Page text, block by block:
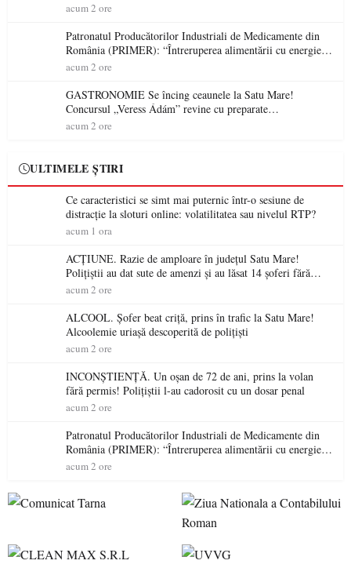
acum 2 ore
Patronatul Producătorilor Industriali de Medicamente din
România (PRIMER): “Întreruperea alimentării cu energie
electrică a fabricilor de medicamente va pune în pericol
acum 2 ore
GASTRONOMIE Se încing ceaunele la Satu Mare!
Concursul „Veress Ádám” revine cu preparate
spectaculoase, premii și un jurat de renume
acum 2 ore
ULTIMELE ȘTIRI
Ce caracteristici se simt mai puternic într-o sesiune de
distracție la sloturi online: volatilitatea sau nivelul RTP?
acum 1 ora
ACȚIUNE. Razie de amploare în județul Satu Mare!
Polițiștii au dat sute de amenzi și au lăsat 14 șoferi fără
permis într-o singură zi
acum 2 ore
ALCOOL. Șofer beat criță, prins în trafic la Satu Mare!
Alcoolemie uriașă descoperită de polițiști
acum 2 ore
INCONȘTIENȚĂ. Un oșan de 72 de ani, prins la volan
fără permis! Polițiștii l-au cadorosit cu un dosar penal
acum 2 ore
Patronatul Producătorilor Industriali de Medicamente din
România (PRIMER): “Întreruperea alimentării cu energie
electrică a fabricilor de medicamente va pune în pericol
acum 2 ore